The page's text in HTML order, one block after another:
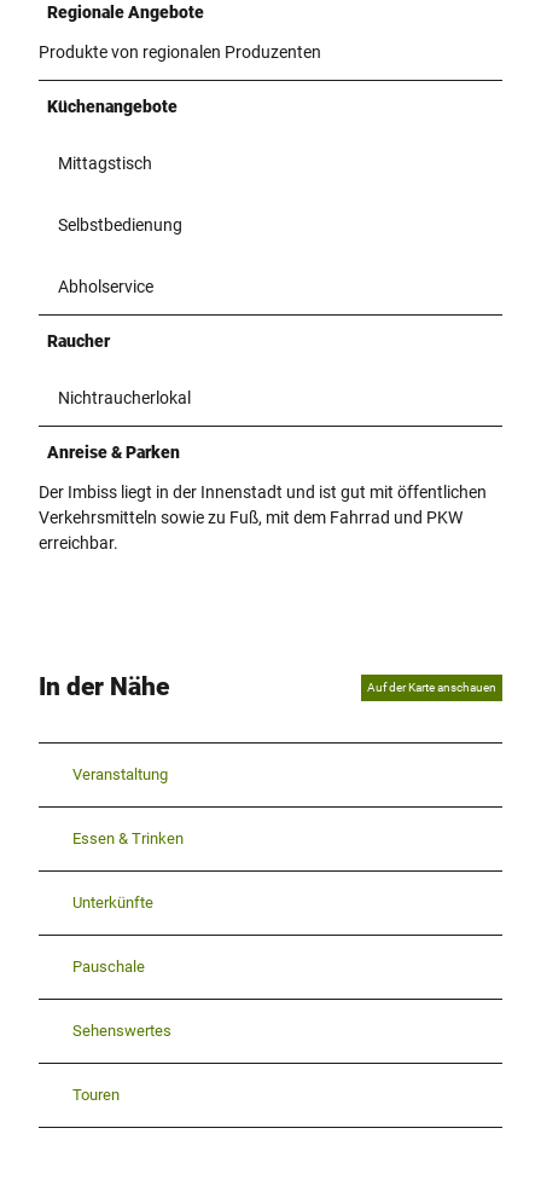
Regionale Angebote
Produkte von regionalen Produzenten
Küchenangebote
Mittagstisch
Selbstbedienung
Abholservice
Raucher
Nichtraucherlokal
Anreise & Parken
Der Imbiss liegt in der Innenstadt und ist gut mit öffentlichen
Verkehrsmitteln sowie zu Fuß, mit dem Fahrrad und PKW
erreichbar.
In der Nähe Auf der Karte anschauen
Veranstaltung
Essen & Trinken
Unterkünfte
Pauschale
Sehenswertes
Touren